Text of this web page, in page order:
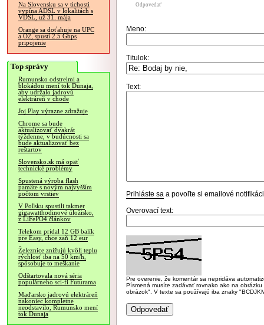
Na Slovensku sa v tichosti
vypína ADSL v lokalitách s
VDSL, už 31. mája
Orange sa doťahuje na UPC
a O2, spustí 2.5 Gbps
pripojenie
Top správy
Rumunsko odstrelmi a
blokádou mení tok Dunaja,
aby udržalo jadrovú
elektráreň v chode
Joj Play výrazne zdražuje
Chrome sa bude
aktualizovať dvakrát
týždenne, v budúcnosti sa
bude aktualizovať bez
reštartov
Slovensko.sk má opäť
technické problémy
Spustená výroba flash
pamäte s novým najvyšším
počtom vrstiev
V Poľsku spustili takmer
gigawatthodinové úložisko,
z LiFePO4 článkov
Telekom pridal 12 GB balík
pre Easy, chce zaň 12 eur
Železnice znižujú kvôli teplu
rýchlosť iba na 50 km/h,
spôsobuje to meškanie
Odštartovala nová séria
populárneho sci-fi Futurama
Maďarsko jadrovú elektráreň
nakoniec kompletne
neodstavilo, Rumunsko mení
tok Dunaja
Odpovedať
Meno:
Titulok:
Text:
Prihláste sa a povoľte si emailové
Overovací text:
Pre overenie, že komentár sa nepridáva
Písmená musíte zadávať rovnako ako na
obrázok". V texte sa používajú iba znaky